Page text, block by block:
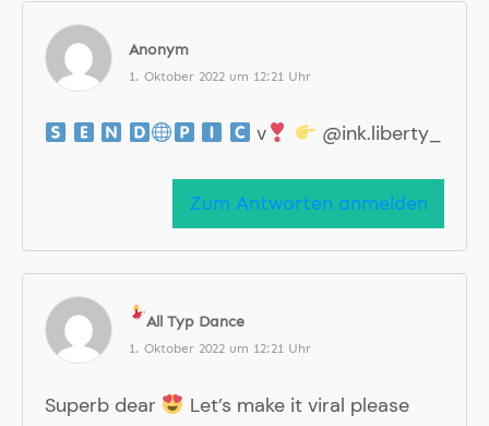
Anonym
1. Oktober 2022 um 12:21 Uhr
v @ink.liberty_
Zum Antworten anmelden
All Typ Dance
1. Oktober 2022 um 12:21 Uhr
Superb dear
Let’s make it viral please